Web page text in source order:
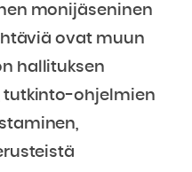
monijäseninen
ovat muun
hallituksen
tutkinto-ohjelmien